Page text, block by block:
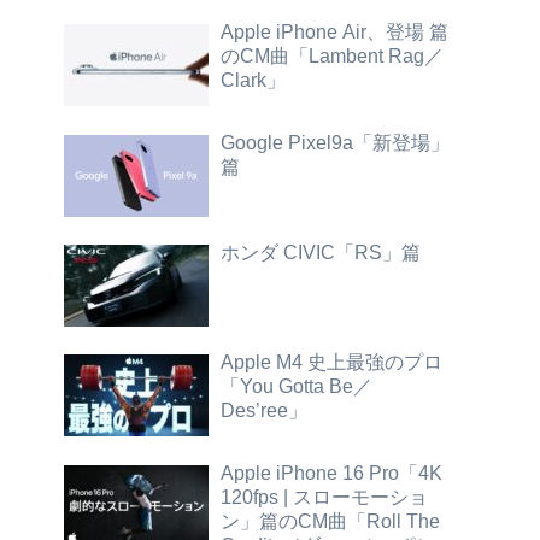
Apple iPhone Air、登場 篇
のCM曲「Lambent Rag／
Clark」
Google Pixel9a「新登場」
篇
ホンダ CIVIC「RS」篇
Apple M4 史上最強のプロ
「You Gotta Be／
Des’ree」
Apple iPhone 16 Pro「4K
120fps | スローモーショ
ン」篇のCM曲「Roll The